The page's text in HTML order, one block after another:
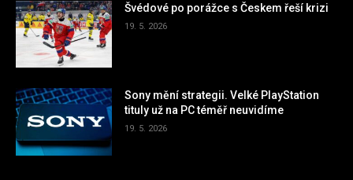
Švédové po porážce s Českem řeší krizi
19. 5. 2026
Sony mění strategii. Velké PlayStation
tituly už na PC téměř neuvidíme
19. 5. 2026